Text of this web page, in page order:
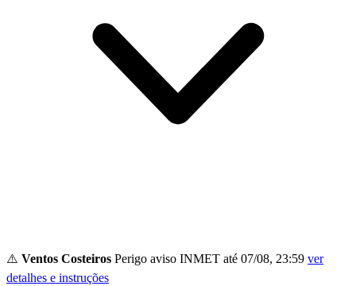
⚠️ Ventos Costeiros Perigo aviso INMET até 07/08, 23:59 ver
detalhes e instruções